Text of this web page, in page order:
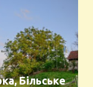
Більське